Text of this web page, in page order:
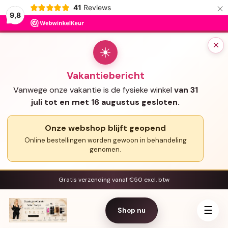
9,8
41 Reviews ×
×
☀
Vakantiebericht
Vanwege onze vakantie is de fysieke winkel van 31
juli tot en met 16 augustus gesloten.
Onze webshop blijft geopend
Online bestellingen worden gewoon in behandeling
genomen.
Gratis verzending vanaf €50 excl. btw
Shop nu ☰